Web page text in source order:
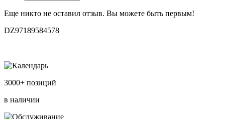
Еще никто не оставил отзыв. Вы можете быть первым!
DZ97189584578
3000+ позиций
в наличии